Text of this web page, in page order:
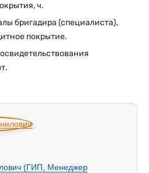
ч.
бригадира (специалиста),
покрытие.
(ГИП, Менеджер